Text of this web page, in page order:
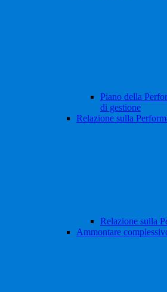
Piano della
di gestione
Relazione sulla
Relazione sulla
Ammontare